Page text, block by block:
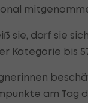
sie, darf sie
Kategorie bis
am Tag